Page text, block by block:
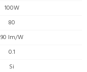
100W
80
90 lm/W
0.1
Si